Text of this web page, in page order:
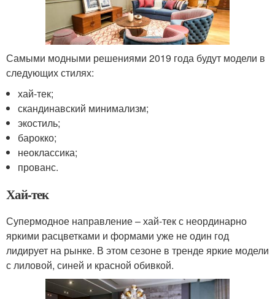
Самыми модными решениями 2019 года будут модели в
следующих стилях:
хай-тек;
скандинавский минимализм;
экостиль;
барокко;
неоклассика;
прованс.
Хай-тек
Супермодное направление – хай-тек с неординарно
яркими расцветками и формами уже не один год
лидирует на рынке. В этом сезоне в тренде яркие модели
с лиловой, синей и красной обивкой.